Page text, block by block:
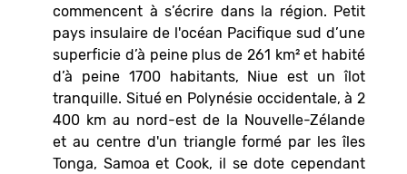
commencent à s’écrire dans la région. Petit
pays insulaire de l'océan Pacifique sud d’une
superficie d’à peine plus de 261 km² et habité
d’à peine 1700 habitants, Niue est un îlot
tranquille. Situé en Polynésie occidentale, à 2
400 km au nord-est de la Nouvelle-Zélande
et au centre d'un triangle formé par les îles
Tonga, Samoa et Cook, il se dote cependant